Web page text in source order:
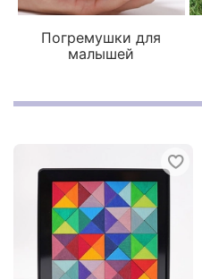
Погремушки для
малышей